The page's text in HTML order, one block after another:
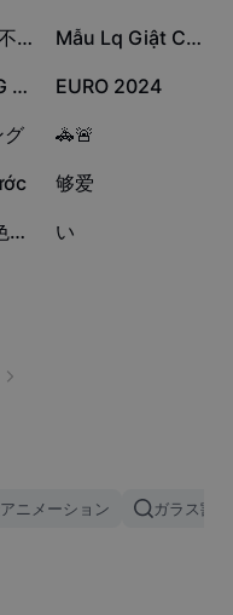
用9张照片能不能拿下你 9.1万 Mẫu Lq Giật Cực cháy
ANH KHÔNG BIẾT CÁCH 5480
EURO 2024
グ 1254
🚓🚨
48
够爱
25コ目の染色体 上白石萌音 い
ニメーション ガラス割